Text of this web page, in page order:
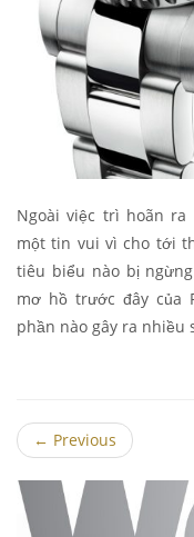
Ngoài việc trì hoãn
một tin vui vì cho tới
tiêu biểu nào bị
mơ hồ trước đây của
phần nào gây ra nhiều
← Previous